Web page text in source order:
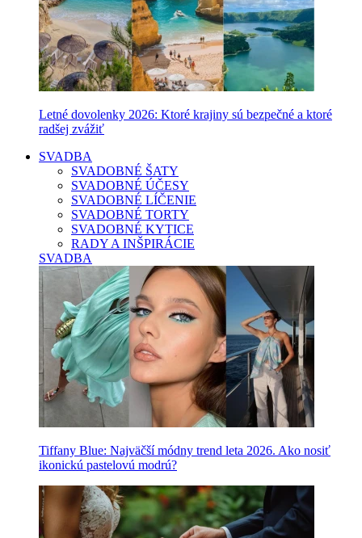
Letné dovolenky 2026: Ktoré krajiny sú bezpečné a ktoré
radšej zvážiť
SVADBA
SVADOBNÉ ŠATY
SVADOBNÉ ÚČESY
SVADOBNÉ LÍČENIE
SVADOBNÉ TORTY
SVADOBNÉ KYTICE
RADY A INŠPIRÁCIE
SVADBA
Tiffany Blue: Najväčší módny trend leta 2026. Ako nosiť
ikonickú pastelovú modrú?